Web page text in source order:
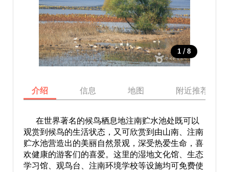
1 / 8
介绍 信息 地图 附近推荐景点
在世界著名的候鸟栖息地注南贮水池处既可以
观赏到候鸟的生活状态，又可欣赏到由山南、注南
贮水池营造出的美丽自然景观，深受热爱生命，喜
欢健康的游客们的喜爱。这里的湿地文化馆、生态
学习馆、观鸟台、注南环境学校等设施均可免费使